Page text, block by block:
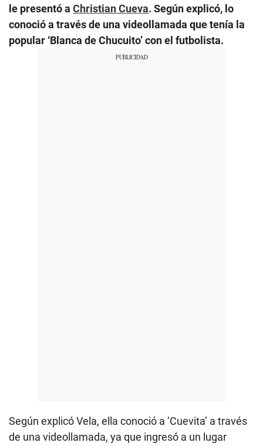
le presentó a Christian Cueva. Según explicó, lo
conoció a través de una videollamada que tenía la
popular ‘Blanca de Chucuito’ con el futbolista.
Según explicó Vela, ella conoció a ‘Cuevita’ a través
de una videollamada, ya que ingresó a un lugar